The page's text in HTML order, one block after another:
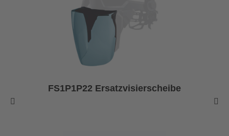
FS1P1P22 Ersatzvisierscheibe